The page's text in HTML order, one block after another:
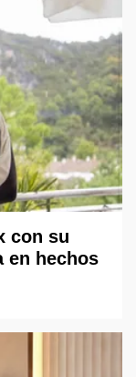
con su
en hechos